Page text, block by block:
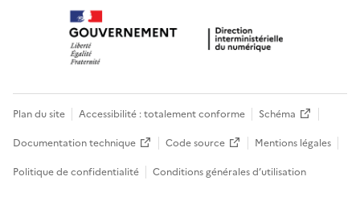
Plan du site Accessibilité : totalement conforme
Schéma
Documentation technique
Code source
Mentions légales
Politique de confidentialité
Conditions générales d’utilisation